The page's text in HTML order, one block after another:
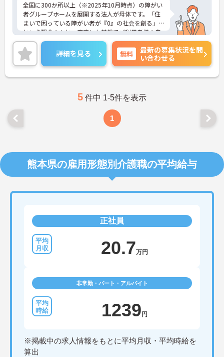
全国に300か所以上（※2025年10月時点）の障がい
者グループホームを展開する法人が母体です。「住
まいで困っている障がい者が『0』の社会を創る」
という理念のもと、安定した基盤でご利用者様の自
立を支援しています。週1日からの勤務が可能で、W
ワークや扶養内での勤務も歓迎しており、ご自身の
ペースで働けます。20代から60代まで幅広い世代が
活躍中で、未経験や無資格の方でも安心してスター
トできるよう、先輩スタッフが丁寧にサポートしま
境です。正社員登用制度や産休・育休制度も整って
いるため、ライフステージに合わせて長く働き続け
られます。介護に挑戦したい方や、空いた時間を有
効活用したい方におすすめです。ご興味のある方は
詳細を見る 無料
最新の募集状況を問
い合わせる
5 件中 1-5件を表示
1
熊本県の雇用形態別介護職の平均給与
正社員
20.7万円
非常勤・パート・アルバイト
1239 円
※掲載中の求人情報をもとに平均月収・平均時給を
算出